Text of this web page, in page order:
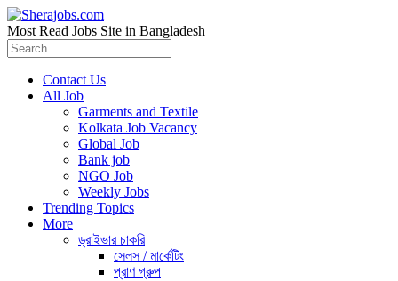
Most Read Jobs Site in Bangladesh
Contact Us
All Job
Garments and Textile
Kolkata Job Vacancy
Global Job
Bank job
NGO Job
Weekly Jobs
Trending Topics
More
ড্রাইভার চাকরি
সেলস / মার্কেটিং
প্রাণ গ্রুপ